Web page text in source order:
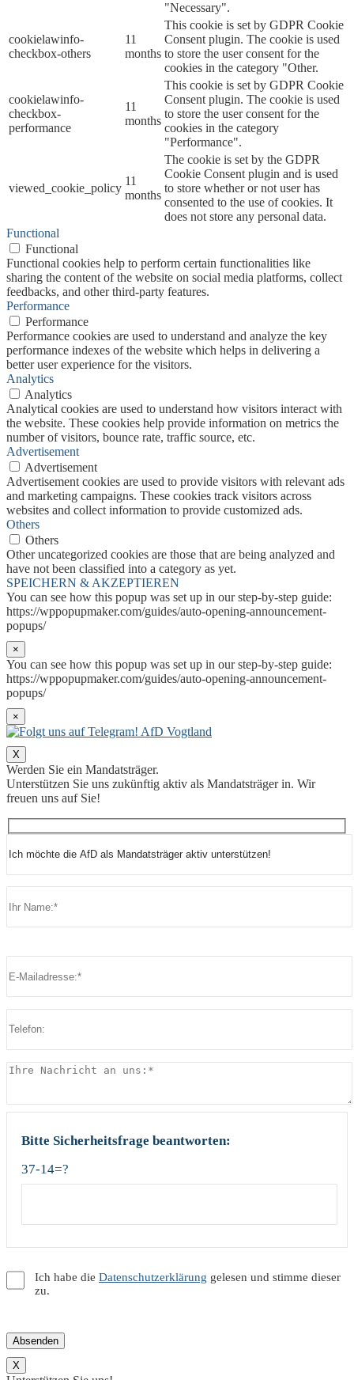
"Necessary".
cookielawinfo-
checkbox-others
11
months
This cookie is set by GDPR Cookie
Consent plugin. The cookie is used
to store the user consent for the
cookies in the category "Other.
cookielawinfo-
checkbox-
performance
11
months
This cookie is set by GDPR Cookie
Consent plugin. The cookie is used
to store the user consent for the
cookies in the category
"Performance".
viewed_cookie_policy
11
months
The cookie is set by the GDPR
Cookie Consent plugin and is used
to store whether or not user has
consented to the use of cookies. It
does not store any personal data.
Functional
Functional
Functional cookies help to perform certain functionalities like
sharing the content of the website on social media platforms, collect
feedbacks, and other third-party features.
Performance
Performance
Performance cookies are used to understand and analyze the key
performance indexes of the website which helps in delivering a
better user experience for the visitors.
Analytics
Analytics
Analytical cookies are used to understand how visitors interact with
the website. These cookies help provide information on metrics the
number of visitors, bounce rate, traffic source, etc.
Advertisement
Advertisement
Advertisement cookies are used to provide visitors with relevant ads
and marketing campaigns. These cookies track visitors across
websites and collect information to provide customized ads.
Others
Others
Other uncategorized cookies are those that are being analyzed and
have not been classified into a category as yet.
SPEICHERN & AKZEPTIEREN
You can see how this popup was set up in our step-by-step guide:
https://wppopupmaker.com/guides/auto-opening-announcement-
popups/
×
You can see how this popup was set up in our step-by-step guide:
https://wppopupmaker.com/guides/auto-opening-announcement-
popups/
×
X
Werden Sie ein Mandatsträger.
Unterstützen Sie uns zukünftig aktiv als Mandatsträger in. Wir
freuen uns auf Sie!
Bitte lasse dieses Feld leer.
Bitte Sicherheitsfrage beantworten:
37-14=?
Ich habe die Datenschutzerklärung gelesen und stimme dieser
zu.
X